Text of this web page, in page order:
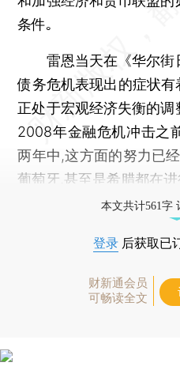
条件｡
雷恩当天在《华尔街
债务危机表现出的症状有
正处于宏观经济失衡的
2008年金融危机冲击之
两年中,这方面的努力已
葡萄牙,甚至是希腊都在
本文共计561字
登录 后获取已
财新通会员
可畅读全文